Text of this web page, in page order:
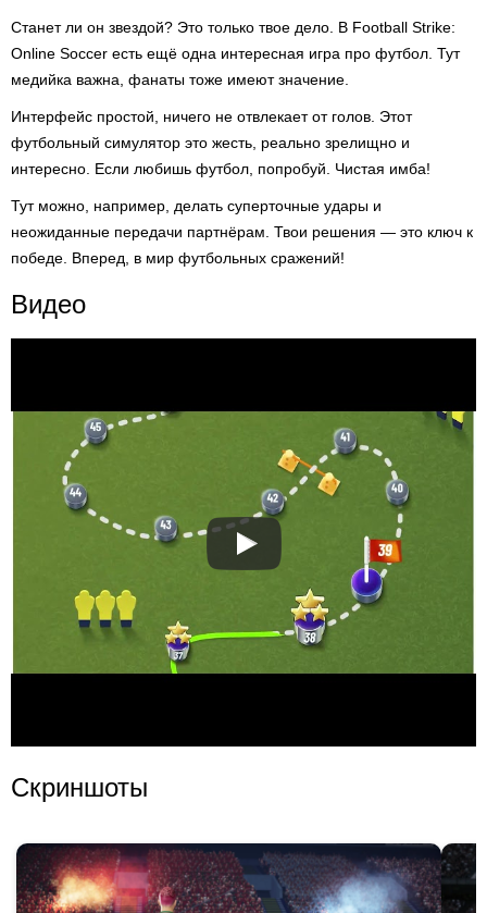
Станет ли он звездой? Это только твое дело. В Football Strike:
Online Soccer есть ещё одна интересная игра про футбол. Тут
медийка важна, фанаты тоже имеют значение.
Интерфейс простой, ничего не отвлекает от голов. Этот
футбольный симулятор это жесть, реально зрелищно и
интересно. Если любишь футбол, попробуй. Чистая имба!
Тут можно, например, делать суперточные удары и
неожиданные передачи партнёрам. Твои решения — это ключ к
победе. Вперед, в мир футбольных сражений!
Видео
Скриншоты